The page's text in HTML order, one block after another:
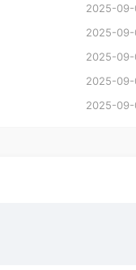
2025-09-
2025-09-
2025-09-
2025-09-
2025-09-